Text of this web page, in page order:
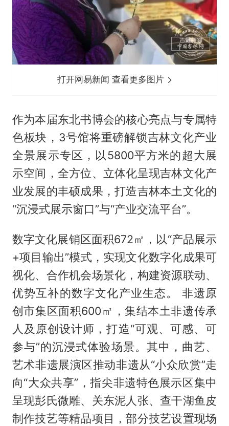
打开网易新闻 查看更多图片
作为本届东北书博会的核心亮点与专属特
色板块，3号馆将重磅解锁吉林文化产业
全景展示专区，以5800平方米的超大展
示空间，全方位、立体化呈现吉林文化产
业发展的丰硕成果，打造吉林本土文化的
“沉浸式展示窗口”与“产业交流平台”。
数字文化展销区面积672㎡，以“产品展示
+项目输出”模式，实现文化数字化成果可
视化、合作机会场景化，构建资源联动、
优势互补的数字文化产业生态。 非遗原
创市集区面积600㎡，集结本土非遗传承
人及原创设计师，打造“可观、可感、可
参与”的沉浸式体验场景。其中，曲艺、
艺术非遗展演区推动非遗从“小众欣赏”走
向“大众共享”，指尖非遗特色展示区集中
呈现彭氏微雕、关东泥人张、查干湖鱼皮
制作技艺等精品项目，部分技艺设置现场